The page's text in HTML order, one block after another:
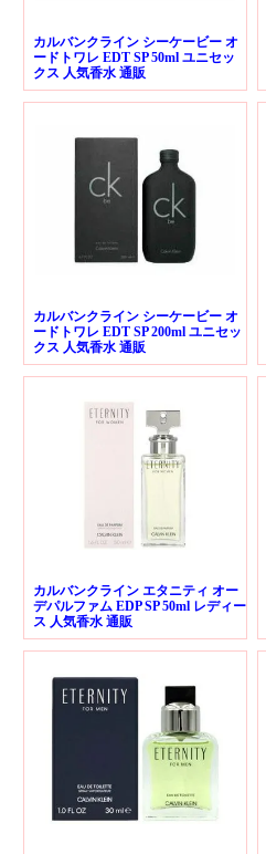
カルバンクライン シーケービー オ
ードトワレ EDT SP 50ml ユニセッ
クス 人気香水 通販
カルバンクライン シーケービー オ
ードトワレ EDT SP 200ml ユニセッ
クス 人気香水 通販
カルバンクライン エタニティ オー
デパルファム EDP SP 50ml レディー
ス 人気香水 通販